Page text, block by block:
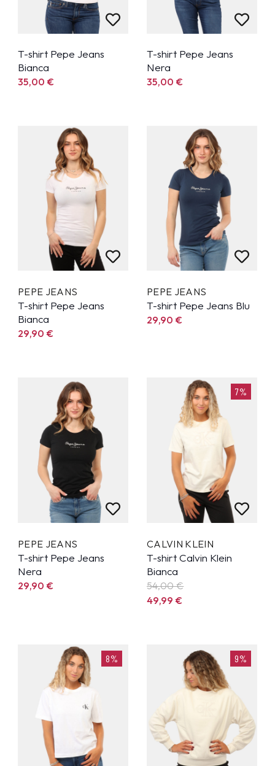
T-shirt Pepe Jeans
Bianca
35,00€
T-shirt Pepe Jeans
Nera
35,00€
PEPE JEANS
T-shirt Pepe Jeans
Bianca
29,90€
PEPE JEANS
T-shirt Pepe Jeans Blu
29,90€
PEPE JEANS
T-shirt Pepe Jeans
Nera
29,90€
7%
CALVIN KLEIN
T-shirt Calvin Klein
Bianca
54,00 €
49,99€
8% 9%